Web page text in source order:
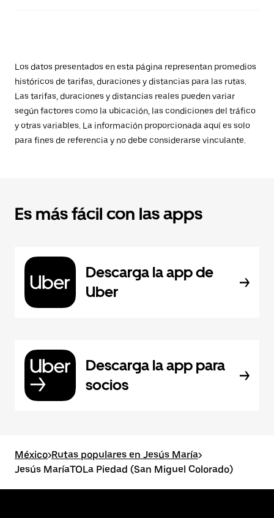
Los datos presentados en esta página representan promedios
históricos de tarifas, duraciones y distancias para las rutas.
Las tarifas, duraciones y distancias reales pueden variar
según factores como la ubicación, las condiciones del tráfico
y otras variables. La información proporcionada aquí es solo
para fines de referencia y no debe considerarse vinculante.
Es más fácil con las apps
Descarga la app de
Uber
Descarga la app para
socios
México>Rutas populares en Jesús María>
Jesús MaríaTOLa Piedad (San Miguel Colorado)